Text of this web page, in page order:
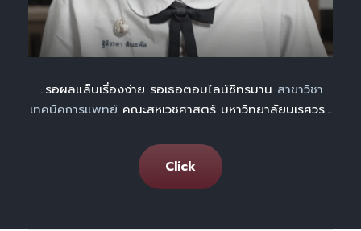
…รอผลแล็บเรื่องง่าย รอเธอตอบไลน์ซิทรมาน สาขาวิชา
เทคนิคการแพทย์ คณะสหเวชศาสตร์ มหาวิทยาลัยนเรศวร…
Click